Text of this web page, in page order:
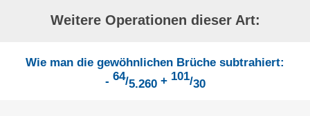
Weitere Operationen dieser Art:
Wie man die gewöhnlichen Brüche subtrahiert:
- 64/5.260+ 101/30